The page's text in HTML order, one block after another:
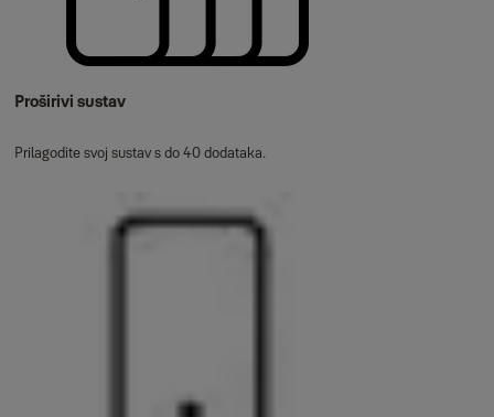
Proširivi sustav
Prilagodite svoj sustav s do 40 dodataka.